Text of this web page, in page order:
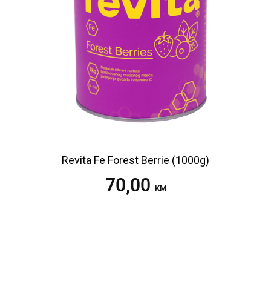
Revita Fe Forest Berrie (1000g)
70,00 KM